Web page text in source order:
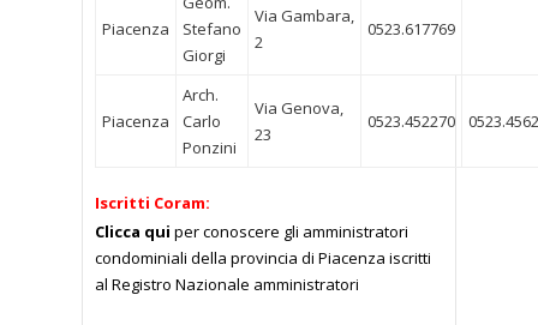
Piacenza
Stefano
Giorgi
Via Gambara,
2
0523.617769
Piacenza
Arch.
Carlo
Ponzini
Via Genova,
23
0523.452270
Iscritti Coram:
Clicca qui per conoscere gli amministratori
condominiali della provincia di Piacenza iscritti
al Registro Nazionale amministratori